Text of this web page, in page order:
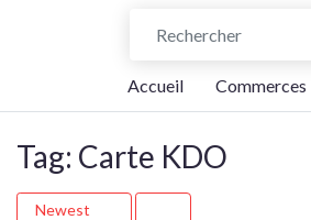
Accueil Commerces
Tag: Carte KDO
Newest